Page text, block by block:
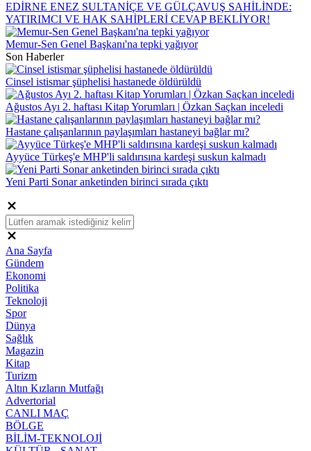
EDİRNE ENEZ SULTANİÇE VE GÜLÇAVUŞ SAHİLİNDE:
YATIRIMCI VE HAK SAHİPLERİ CEVAP BEKLİYOR!
Memur-Sen Genel Başkanı'na tepki yağıyor
Son Haberler
Cinsel istismar şüphelisi hastanede öldürüldü
Ağustos Ayı 2. haftası Kitap Yorumları | Özkan Saçkan inceledi
Hastane çalışanlarının paylaşımları hastaneyi bağlar mı?
Ayyüce Türkeş'e MHP'li saldırısına kardeşi suskun kalmadı
Yeni Parti Sonar anketinden birinci sırada çıktı
Ana Sayfa
Gündem
Ekonomi
Politika
Teknoloji
Spor
Dünya
Sağlık
Magazin
Kitap
Turizm
Altın Kızların Mutfağı
Advertorial
CANLI MAÇ
BÖLGE
BİLİM-TEKNOLOJİ